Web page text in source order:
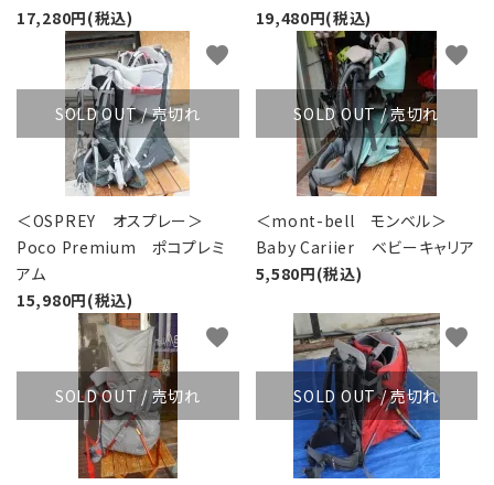
17,280円(税込)
19,480円(税込)
SOLD OUT / 売切れ
＜OSPREY オスプレー＞
Poco Premium ポコプレミ
アム
15,980円(税込)
favorite
SOLD OUT / 売切れ
＜mont-bell モンベル＞
Baby Cariier ベビーキャリア
5,580円(税込)
favorite
SOLD OUT / 売切れ
favorite
SOLD OUT / 売切れ
favorite